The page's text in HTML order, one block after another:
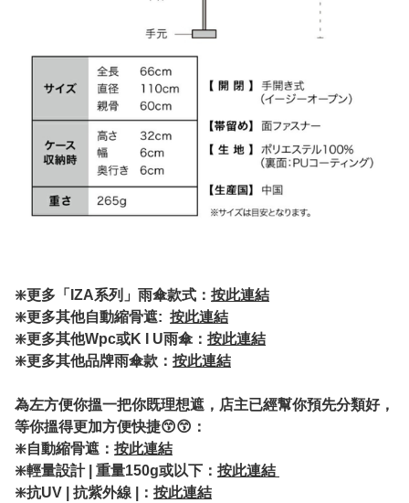
❇️更多「IZA系列」雨傘款式： 按此連結
❇️更多其他自動縮骨遮: 按此連結
❇️更多其他Wpc或K I U雨傘： 按此連結
❇️更多其他品牌雨傘款： 按此連結
為左方便你搵一把你既理想遮，店主已經幫你預先分類好，
等你搵得更加方便快捷😙😙：
❇️自動縮骨遮： 按此連結
❇️輕量設計 | 重量150g或以下： 按此連結
❇️抗UV | 抗紫外線 |： 按此連結